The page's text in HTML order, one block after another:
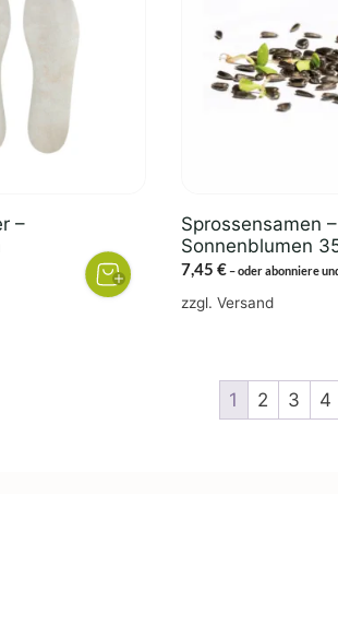
–
Sprossensamen –
Sonnenblumen
7,45 € –oder abonniere
zzgl. Versand
1 2 3 4